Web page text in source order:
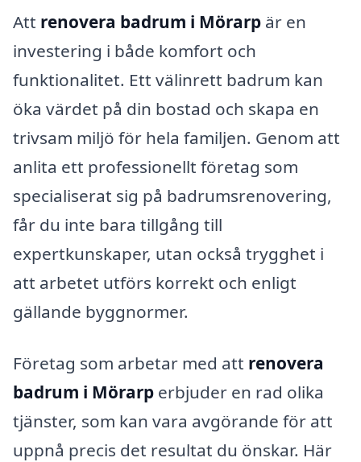
Att renovera badrum i Mörarp är en
investering i både komfort och
funktionalitet. Ett välinrett badrum kan
öka värdet på din bostad och skapa en
trivsam miljö för hela familjen. Genom att
anlita ett professionellt företag som
specialiserat sig på badrumsrenovering,
får du inte bara tillgång till
expertkunskaper, utan också trygghet i
att arbetet utförs korrekt och enligt
gällande byggnormer.
Företag som arbetar med att renovera
badrum i Mörarp erbjuder en rad olika
tjänster, som kan vara avgörande för att
uppnå precis det resultat du önskar. Här